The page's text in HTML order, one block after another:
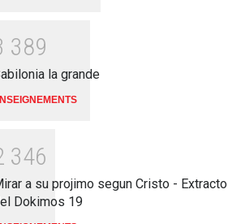
389
la grande
346
a su projimo segun Cristo - Extracto
Dokimos 19